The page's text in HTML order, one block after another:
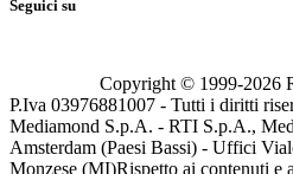
Seguici su
Copyright © 1999-2026
P.Iva 03976881007 - Tutti i diritti
Mediamond S.p.A. - RTI S.p.A.,
Amsterdam (Paesi Bassi) - Uffici
Monzese (MI)Rispetto ai contenuti e